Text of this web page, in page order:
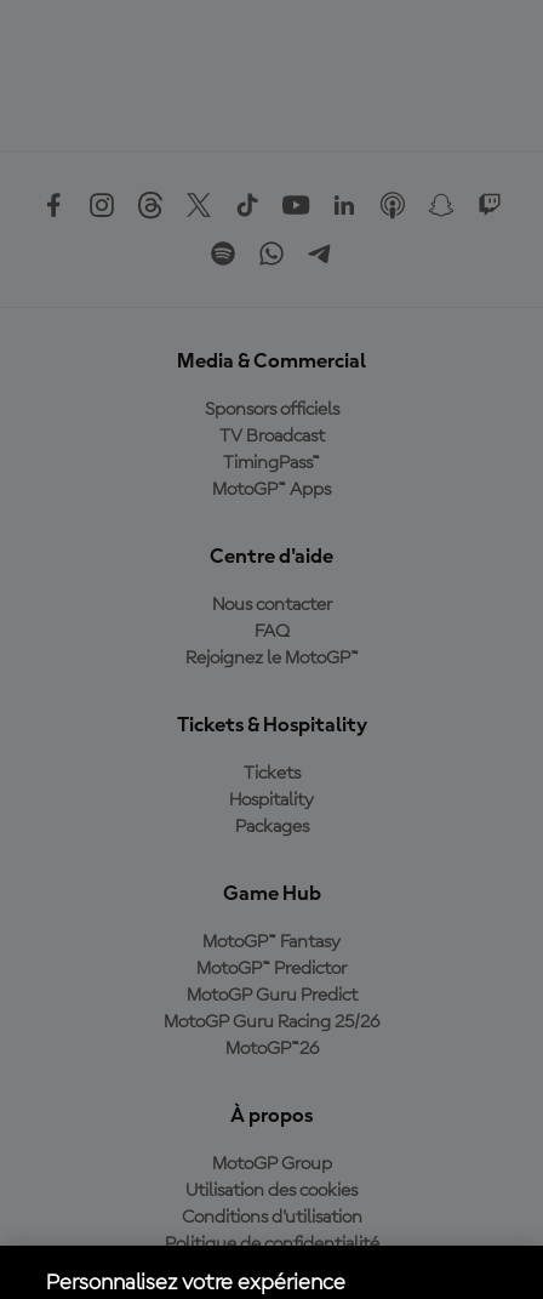
Media & Commercial
Sponsors officiels
TV Broadcast
TimingPass™
MotoGP™ Apps
Centre d'aide
Nous contacter
FAQ
Rejoignez le MotoGP™
Tickets & Hospitality
Tickets
Hospitality
Packages
Game Hub
MotoGP™ Fantasy
MotoGP™ Predictor
MotoGP Guru Predict
MotoGP Guru Racing 25/26
MotoGP™26
À propos
MotoGP Group
Utilisation des cookies
Conditions d'utilisation
Politique de confidentialité
Politique d’achat
Personnalisez votre expérience